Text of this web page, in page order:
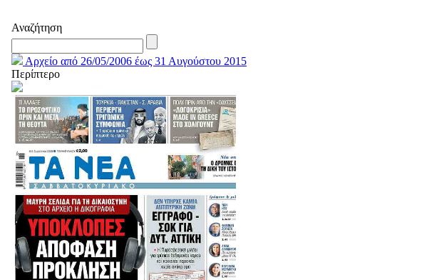
Αναζήτηση
Αρχείο από 26/05/2006 έως 31 Αυγούστου 2015
Περίπτερο